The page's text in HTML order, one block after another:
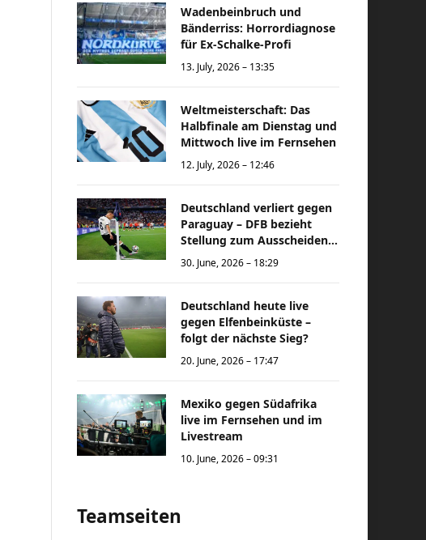
Wadenbeinbruch und
Bänderriss: Horrordiagnose
für Ex-Schalke-Profi
13. July, 2026 – 13:35
Weltmeisterschaft: Das
Halbfinale am Dienstag und
Mittwoch live im Fernsehen
12. July, 2026 – 12:46
Deutschland verliert gegen
Paraguay – DFB bezieht
Stellung zum Ausscheiden
bei der Weltmeisterschaft
30. June, 2026 – 18:29
Deutschland heute live
gegen Elfenbeinküste –
folgt der nächste Sieg?
20. June, 2026 – 17:47
Mexiko gegen Südafrika
live im Fernsehen und im
Livestream
10. June, 2026 – 09:31
Teamseiten